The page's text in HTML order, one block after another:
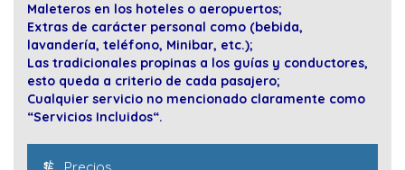
Maleteros en los hoteles o aeropuertos;
Extras de carácter personal como (bebida,
lavandería, teléfono, Minibar, etc.);
Las tradicionales propinas a los guías y conductores,
esto queda a criterio de cada pasajero;
Cualquier servicio no mencionado claramente como
“Servicios Incluidos“.